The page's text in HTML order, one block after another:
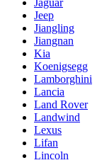
Jaguar
Jeep
Jiangling
Jiangnan
Kia
Koenigsegg
Lamborghini
Lancia
Land Rover
Landwind
Lexus
Lifan
Lincoln